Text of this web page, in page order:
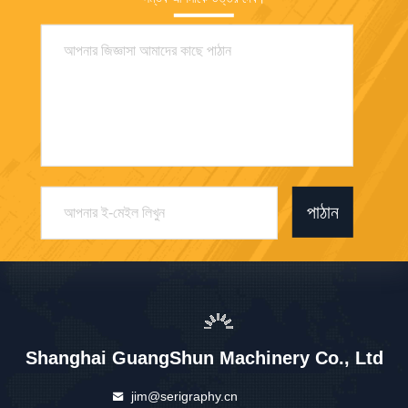
পাঠান
Shanghai GuangShun Machinery Co., Ltd
jim@serigraphy.cn